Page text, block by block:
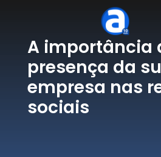
A importância
presença da
empresa nas
sociais